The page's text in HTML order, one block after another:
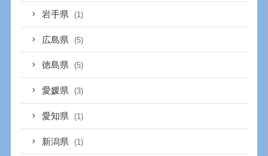
岩手県 (1)
広島県 (5)
徳島県 (5)
愛媛県 (3)
愛知県 (1)
新潟県 (1)